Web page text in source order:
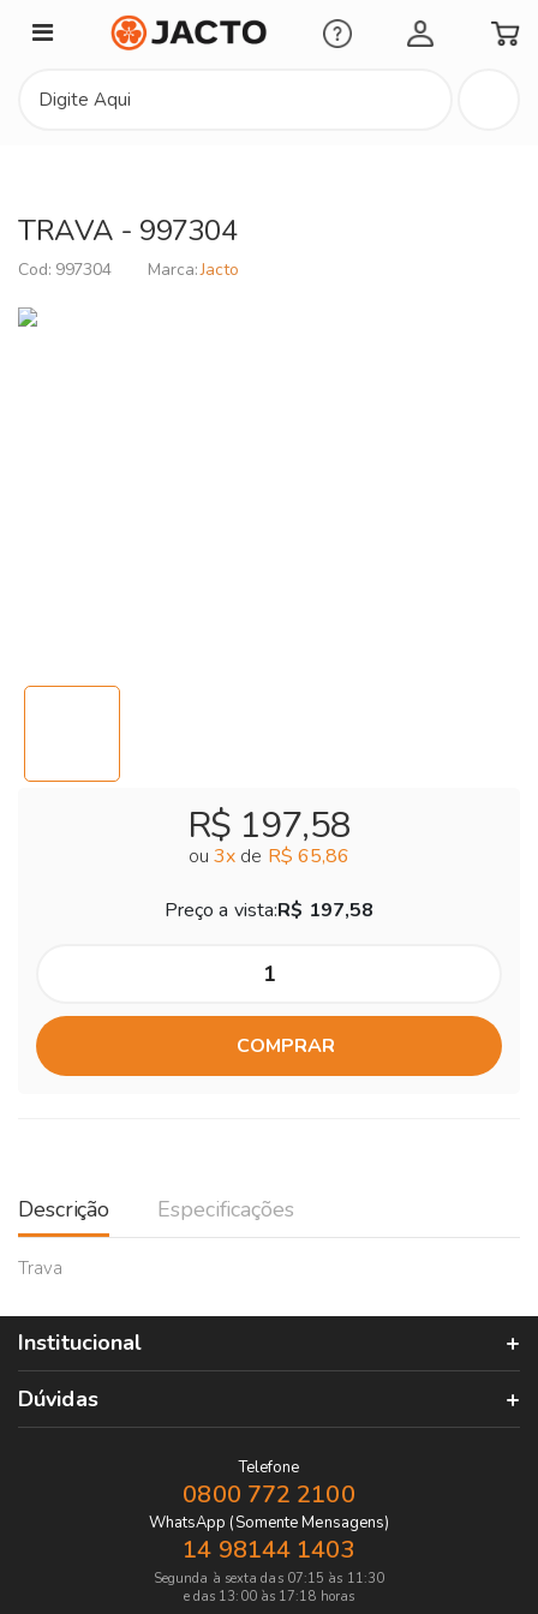
Minha Conta
TRAVA - 997304
997304 Jacto
R$ 197,58
ou 3x de R$ 65,86
Preço a vista:R$ 197,58
COMPRAR
Descrição Especificações
Trava
Institucional
Dúvidas
Telefone
0800 772 2100
WhatsApp (Somente Mensagens)
14 98144 1403
Segunda à sexta das 07:15 às 11:30
e das 13:00 às 17:18 horas